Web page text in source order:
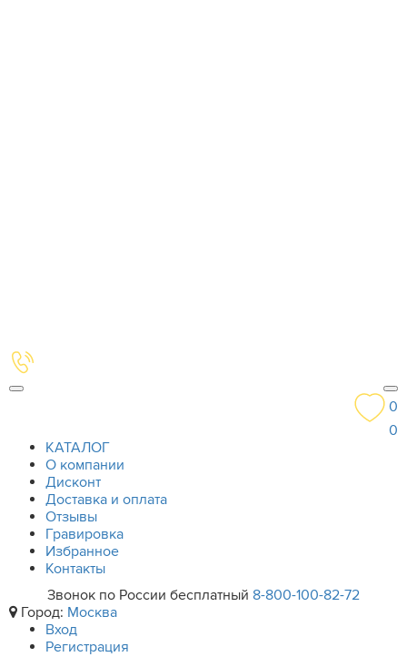
0
0
КАТАЛОГ
О компании
Дисконт
Доставка и оплата
Отзывы
Гравировка
Избранное
Контакты
Звонок по России бесплатный 8-800-100-82-72
Город: Москва
Вход
Регистрация